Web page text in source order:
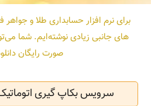
برای نرم افزار حسابداری طلا و
های جانبی زیادی نوشته‌ایم. شما
صورت رایگان
سرویس بکاپ گیری